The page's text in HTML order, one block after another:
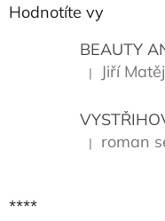
Hodnotíte vy
BEAUTY
Hodnocení
| Jiří
Hodnocení
| roman
****